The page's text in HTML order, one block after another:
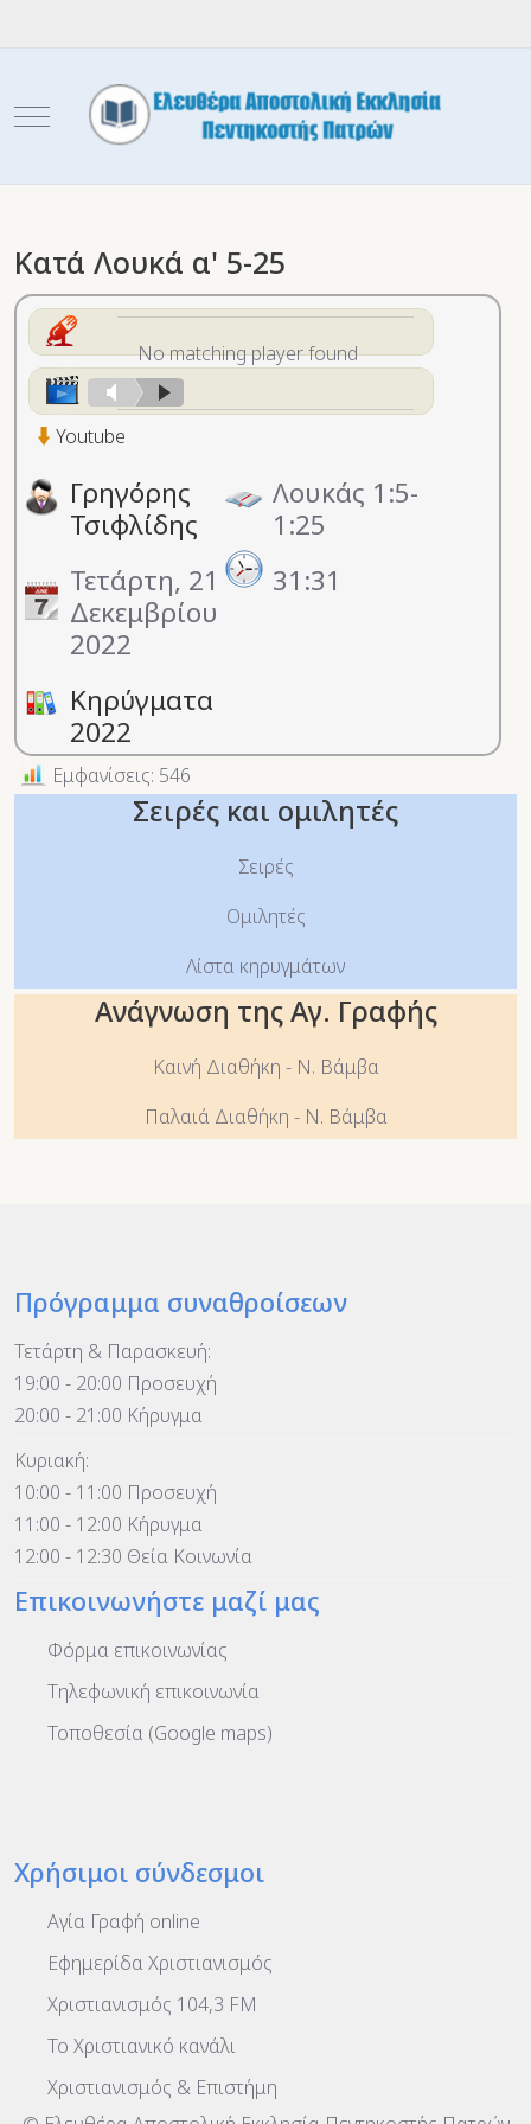
Mobile Menu Toggle
Κατά Λουκά α' 5-25
No matching player found
Youtube
Γρηγόρης
Τσιφλίδης
Λουκάς 1:5-
1:25
Τετάρτη, 21
Δεκεμβρίου
2022
31:31
Κηρύγματα
2022
Εμφανίσεις: 546
Σειρές και ομιλητές
Σειρές
Ομιλητές
Λίστα κηρυγμάτων
Ανάγνωση της Αγ. Γραφής
Καινή Διαθήκη - Ν. Βάμβα
Παλαιά Διαθήκη - Ν. Βάμβα
Πρόγραμμα συναθροίσεων
Τετάρτη & Παρασκευή:
19:00 - 20:00 Προσευχή
20:00 - 21:00 Κήρυγμα
Κυριακή:
10:00 - 11:00 Προσευχή
11:00 - 12:00 Κήρυγμα
12:00 - 12:30 Θεία Κοινωνία
Επικοινωνήστε μαζί μας
Φόρμα επικοινωνίας
Τηλεφωνική επικοινωνία
Τοποθεσία (Google maps)
Χρήσιμοι σύνδεσμοι
Αγία Γραφή online
Εφημερίδα Χριστιανισμός
Χριστιανισμός 104,3 FM
To Χριστιανικό κανάλι
Χριστιανισμός & Επιστήμη